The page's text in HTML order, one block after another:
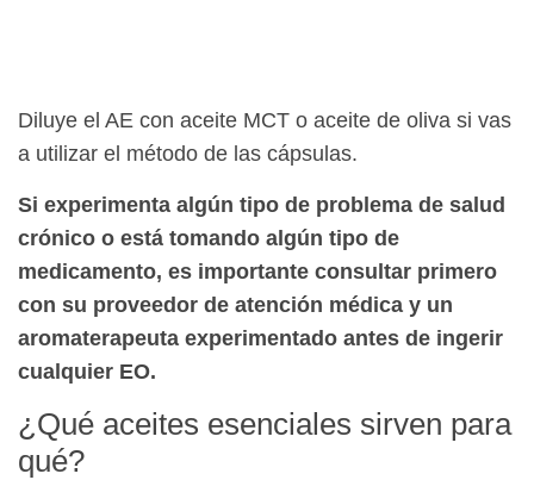
Diluye el AE con aceite MCT o aceite de oliva si vas
a utilizar el método de las cápsulas.
Si experimenta algún tipo de problema de salud
crónico o está tomando algún tipo de
medicamento, es importante consultar primero
con su proveedor de atención médica y un
aromaterapeuta experimentado antes de ingerir
cualquier EO.
¿Qué aceites esenciales sirven para
qué?